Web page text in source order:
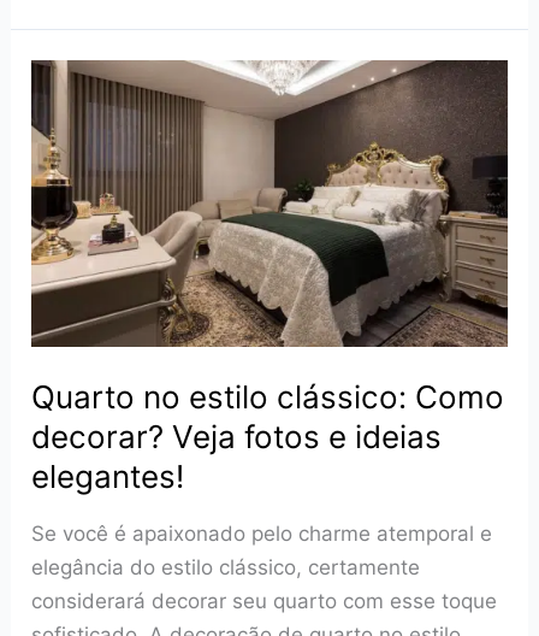
para
quarto
relaxante:
Como
fazer?
Veja
fotos
e
ideias!
Quarto no estilo clássico: Como
decorar? Veja fotos e ideias
elegantes!
Se você é apaixonado pelo charme atemporal e
elegância do estilo clássico, certamente
considerará decorar seu quarto com esse toque